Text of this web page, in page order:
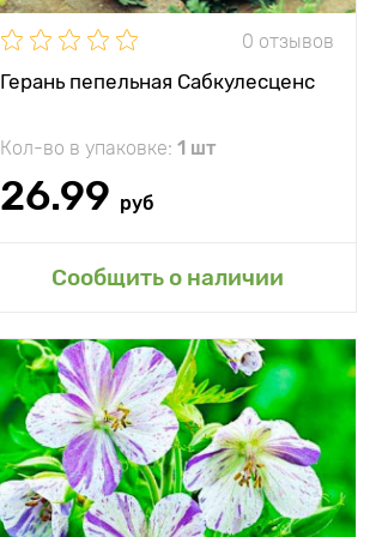
0 отзывов
Герань пепельная Сабкулесценс
Кол-во в упаковке: 1 шт
26.99 руб
Сообщить о наличии
Глубина посадки 5 - 7 см
Добавить в мой сад
Особенности
Нежное голубое
море
Высота растения
до 45 см, ширина до
100 см
Местоположение
солнце, полутень,